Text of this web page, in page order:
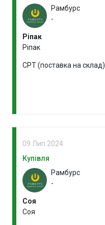
Рамбурс
-
Ріпак
Ріпак
CPT (поставка на склад)
09 Лип 2024
Купівля
Рамбурс
-
Соя
Соя